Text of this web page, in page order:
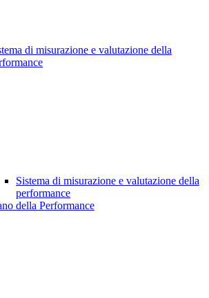
di misurazione e valutazione della
Sistema di misurazione e valutazione della
performance
della Performance